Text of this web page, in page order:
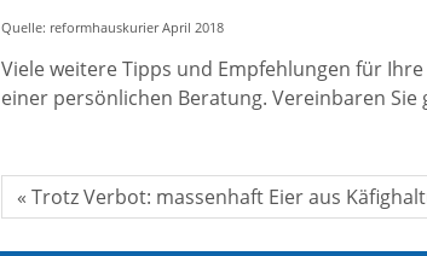
Quelle: reformhauskurier April 2018
Viele weitere Tipps und Empfehlungen für
einer persönlichen Beratung. Vereinbaren
« Trotz Verbot: massenhaft Eier aus